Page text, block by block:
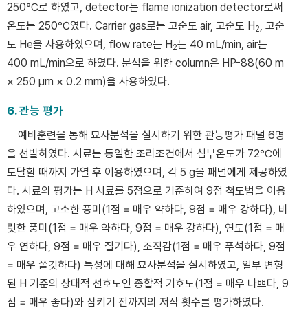
250℃로 하였고, detector는 flame ionization detector로써
온도는 250℃였다. Carrier gas로는 고순도 air, 고순도 H2, 고순
도 He을 사용하였으며, flow rate는 H2는 40 mL/min, air는
400 mL/min으로 하였다. 분석을 위한 column은 HP-88(60 m
× 250 μm × 0.2 mm)을 사용하였다.
6. 관능 평가
예비훈련을 통해 묘사분석을 실시하기 위한 관능평가 패널 6명
을 선발하였다. 시료는 동일한 조리조건에서 심부온도가 72℃에
도달할 때까지 가열 후 이용하였으며, 각 5 g을 패널에게 제공하였
다. 시료의 평가는 H 시료를 5점으로 기준하여 9점 척도법을 이용
하였으며, 고소한 풍미(1점 = 매우 약하다, 9점 = 매우 강하다), 비
릿한 풍미(1점 = 매우 약하다, 9점 = 매우 강하다), 연도(1점 = 매
우 연하다, 9점 = 매우 질기다), 조직감(1점 = 매우 푸석하다, 9점
= 매우 쫄깃하다) 특성에 대해 묘사분석을 실시하였고, 일부 변형
된 H 기준의 상대적 선호도인 종합적 기호도(1점 = 매우 나쁘다, 9
점 = 매우 좋다)와 삼키기 전까지의 저작 횟수를 평가하였다.